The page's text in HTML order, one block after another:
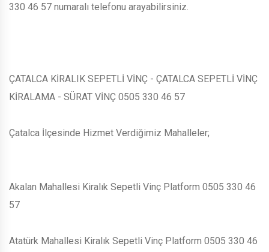
330 46 57 numaralı telefonu arayabilirsiniz.
ÇATALCA KİRALIK SEPETLİ VİNÇ - ÇATALCA SEPETLİ VİNÇ
KİRALAMA - SÜRAT VİNÇ 0505 330 46 57
Çatalca İlçesinde Hizmet Verdiğimiz Mahalleler;
Akalan Mahallesi Kiralık Sepetli Vinç Platform 0505 330 46
57
Atatürk Mahallesi Kiralık Sepetli Vinç Platform 0505 330 46